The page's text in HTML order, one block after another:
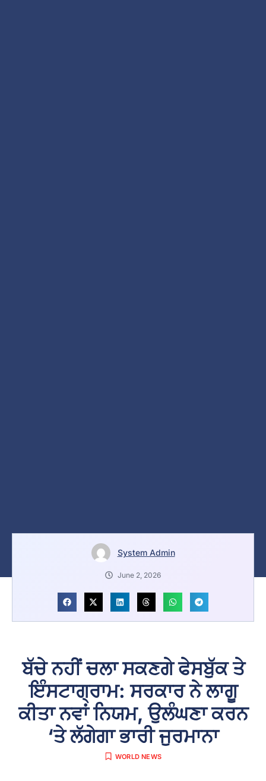
System Admin
June 2, 2026
ਬੱਚੇ ਨਹੀਂ ਚਲਾ ਸਕਣਗੇ ਫੇਸਬੁੱਕ ਤੇ
ਇੰਸਟਾਗ੍ਰਾਮ: ਸਰਕਾਰ ਨੇ ਲਾਗੂ
ਕੀਤਾ ਨਵਾਂ ਨਿਯਮ, ਉਲੰਘਣਾ ਕਰਨ
‘ਤੇ ਲੱਗੇਗਾ ਭਾਰੀ ਜੁਰਮਾਨਾ
WORLD NEWS